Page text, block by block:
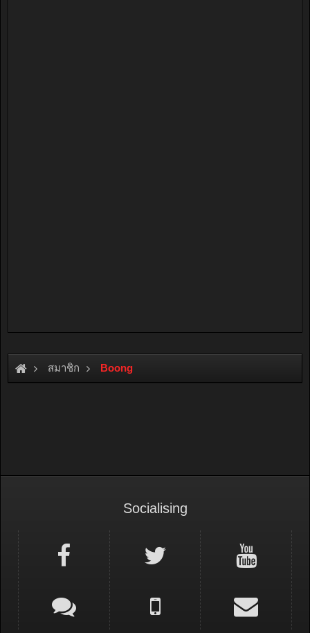
สมาชิก Boong
Socialising